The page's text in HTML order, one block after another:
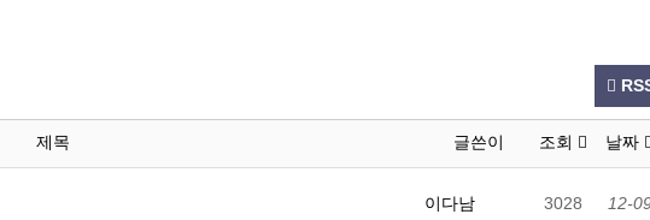
제목 글쓴이 조회 날짜
이다남 3028 12-